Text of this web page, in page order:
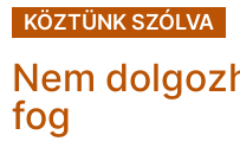
KÖZTÜNK SZÓLVA
Nem
fog